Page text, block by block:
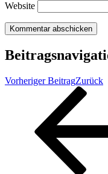
Website
Vorheriger BeitragZurück